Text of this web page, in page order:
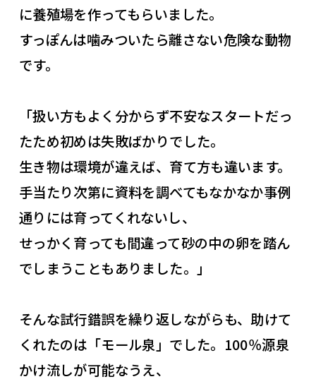
に養殖場を作ってもらいました。
すっぽんは噛みついたら離さない危険な動物
です。
「扱い方もよく分からず不安なスタートだっ
たため初めは失敗ばかりでした。
生き物は環境が違えば、育て方も違います。
手当たり次第に資料を調べてもなかなか事例
通りには育ってくれないし、
せっかく育っても間違って砂の中の卵を踏ん
でしまうこともありました。」
そんな試行錯誤を繰り返しながらも、助けて
くれたのは「モール泉」でした。100％源泉
かけ流しが可能なうえ、